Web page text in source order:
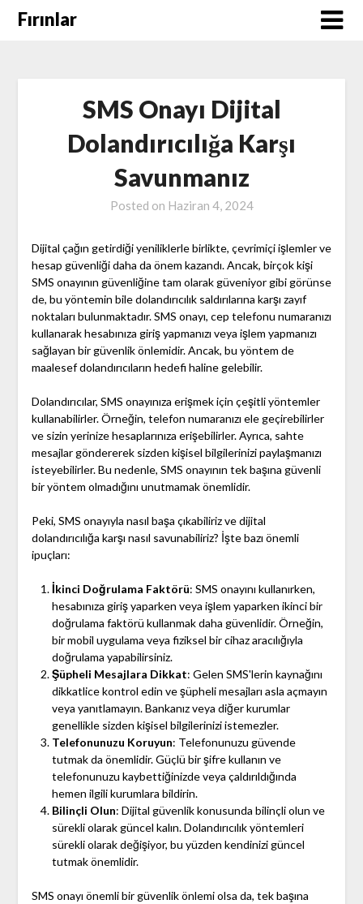
SkipFırınlar
SMS Onayı Dijital
Dolandırıcılığa Karşı
Savunmanız
Posted on Haziran 4, 2024
Dijital çağın getirdiği yeniliklerle birlikte, çevrimiçi işlemler ve
hesap güvenliği daha da önem kazandı. Ancak, birçok kişi
SMS onayının güvenliğine tam olarak güveniyor gibi görünse
de, bu yöntemin bile dolandırıcılık saldırılarına karşı zayıf
noktaları bulunmaktadır. SMS onayı, cep telefonu numaranızı
kullanarak hesabınıza giriş yapmanızı veya işlem yapmanızı
sağlayan bir güvenlik önlemidir. Ancak, bu yöntem de
maalesef dolandırıcıların hedefi haline gelebilir.
Dolandırıcılar, SMS onayınıza erişmek için çeşitli yöntemler
kullanabilirler. Örneğin, telefon numaranızı ele geçirebilirler
ve sizin yerinize hesaplarınıza erişebilirler. Ayrıca, sahte
mesajlar göndererek sizden kişisel bilgilerinizi paylaşmanızı
isteyebilirler. Bu nedenle, SMS onayının tek başına güvenli
bir yöntem olmadığını unutmamak önemlidir.
Peki, SMS onayıyla nasıl başa çıkabiliriz ve dijital
dolandırıcılığa karşı nasıl savunabiliriz? İşte bazı önemli
ipuçları:
İkinci Doğrulama Faktörü: SMS onayını kullanırken,
hesabınıza giriş yaparken veya işlem yaparken ikinci bir
doğrulama faktörü kullanmak daha güvenlidir. Örneğin,
bir mobil uygulama veya fiziksel bir cihaz aracılığıyla
doğrulama yapabilirsiniz.
Şüpheli Mesajlara Dikkat: Gelen SMS'lerin kaynağını
dikkatlice kontrol edin ve şüpheli mesajları asla açmayın
veya yanıtlamayın. Bankanız veya diğer kurumlar
genellikle sizden kişisel bilgilerinizi istemezler.
Telefonunuzu Koruyun: Telefonunuzu güvende
tutmak da önemlidir. Güçlü bir şifre kullanın ve
telefonunuzu kaybettiğinizde veya çaldırıldığında
hemen ilgili kurumlara bildirin.
Bilinçli Olun: Dijital güvenlik konusunda bilinçli olun ve
sürekli olarak güncel kalın. Dolandırıcılık yöntemleri
sürekli olarak değişiyor, bu yüzden kendinizi güncel
tutmak önemlidir.
SMS onayı önemli bir güvenlik önlemi olsa da, tek başına